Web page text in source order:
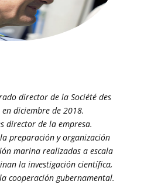
director de la Société des
diciembre de 2018.
director de la empresa.
preparación y organización
marina realizadas a escala
la investigación científica,
cooperación gubernamental.